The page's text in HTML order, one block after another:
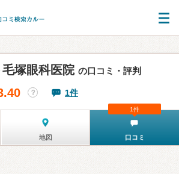
毛塚眼科医院 の口コミ・評判
？ 1件
地図 口コミ
1件